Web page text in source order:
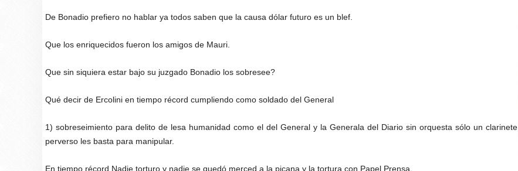
De Bonadio prefiero no hablar ya todos saben que la causa dólar futuro es un blef.
Que los enriquecidos fueron los amigos de Mauri.
Que sin siquiera estar bajo su juzgado Bonadio los sobresee?
Qué decir de Ercolini en tiempo récord cumpliendo como soldado del General
1) sobreseimiento para delito de lesa humanidad como el del General y la Generala del Diario sin orquesta sólo un clarinete
perverso les basta para manipular.
En tiempo récord Nadie torturo y nadie se quedó merced a la picana y la tortura con Papel Prensa.